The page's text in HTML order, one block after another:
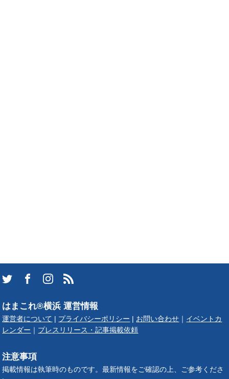
はまこれ®横浜 運営情報
運営者について プライバシーポリシー お問い合わせ
イベントカ
レンダー
プレスリリース・記事掲載依頼
注意事項
掲載情報は執筆時のものです。最新情報をご確認の上、ご参考くださ